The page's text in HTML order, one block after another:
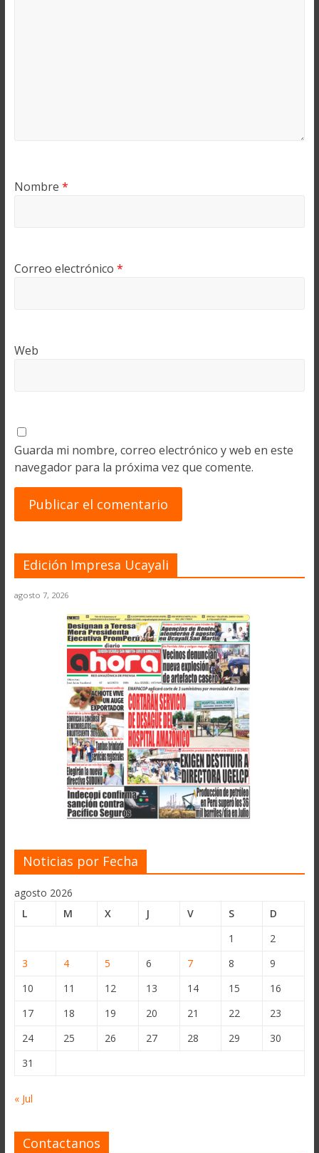
Nombre *
Correo electrónico *
Web
Guarda mi nombre, correo electrónico y web en este
navegador para la próxima vez que comente.
Edición Impresa Ucayali
agosto 7, 2026
Noticias por Fecha
agosto 2026
L
M X J V S
D
1
2
3
4 5 6 7 8
9
10
11 12 13 14 15
16
17
18 19 20 21 22
23
24
25 26 27 28 29
30
31
« Jul
Contactanos